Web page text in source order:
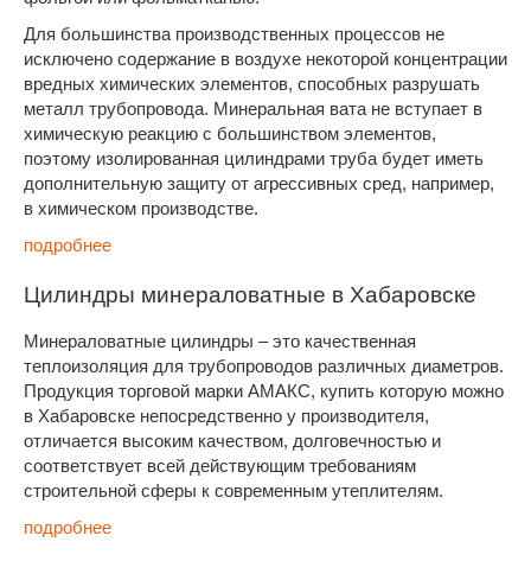
Для большинства производственных процессов не
исключено содержание в воздухе некоторой концентрации
вредных химических элементов, способных разрушать
металл трубопровода. Минеральная вата не вступает в
химическую реакцию с большинством элементов,
поэтому изолированная цилиндрами труба будет иметь
дополнительную защиту от агрессивных сред, например,
в химическом производстве.
подробнее
Цилиндры минераловатные в Хабаровске
Минераловатные цилиндры – это качественная
теплоизоляция для трубопроводов различных диаметров.
Продукция торговой марки АМАКС, купить которую можно
в Хабаровске непосредственно у производителя,
отличается высоким качеством, долговечностью и
соответствует всей действующим требованиям
строительной сферы к современным утеплителям.
подробнее